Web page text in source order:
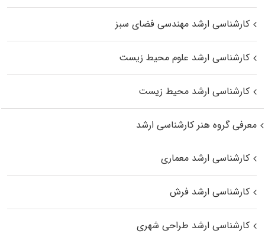
کارشناسی ارشد مهندسی فضای سبز
کارشناسی ارشد علوم محیط‌ زیست
کارشناسی ارشد محیط زیست
معرفی گروه هنر کارشناسی ارشد
کارشناسی ارشد معماری
کارشناسی ارشد فرش
کارشناسی ارشد طراحی شهری